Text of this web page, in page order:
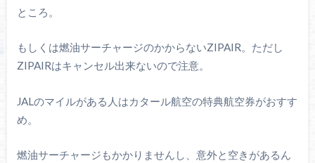
ところ。
もしくは燃油サーチャージのかからないZIPAIR。ただし
ZIPAIRはキャンセル出来ないので注意。
JALのマイルがある人はカタール航空の特典航空券がおすす
め。
燃油サーチャージもかかりませんし、意外と空きがあるん